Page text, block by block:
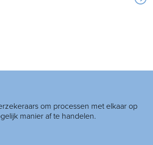
om processen met elkaar op
manier af te handelen.